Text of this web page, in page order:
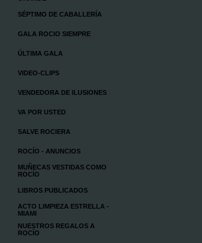
SÉPTIMO DE CABALLERÍA
GALA ROCIO SIEMPRE
ÚLTIMA GALA
VIDEO-CLIPS
VENDEDORA DE ILUSIONES
VA POR USTED
SALVE ROCIERA
ROCÍO - ANUNCIOS
MUÑECAS VESTIDAS COMO
ROCÍO
LIBROS PUBLICADOS
ACTO LIMPIEZA ESTRELLA -
MIAMI
NUESTROS REGALOS A
ROCÍO